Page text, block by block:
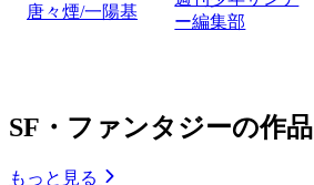
唐々煙/一陽基
ー編集部
SF・ファンタジーの作品
もっと見る